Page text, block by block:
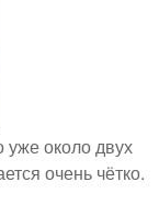
около двух
очень чётко.